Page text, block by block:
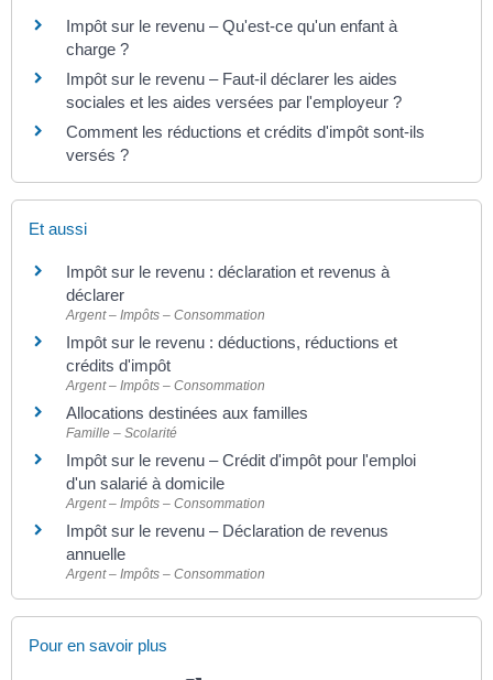
Impôt sur le revenu – Qu'est-ce qu'un enfant à
charge ?
Impôt sur le revenu – Faut-il déclarer les aides
sociales et les aides versées par l'employeur ?
Comment les réductions et crédits d'impôt sont-ils
versés ?
Et aussi
Impôt sur le revenu : déclaration et revenus à
déclarer
Argent – Impôts – Consommation
Impôt sur le revenu : déductions, réductions et
crédits d'impôt
Argent – Impôts – Consommation
Allocations destinées aux familles
Famille – Scolarité
Impôt sur le revenu – Crédit d'impôt pour l'emploi
d'un salarié à domicile
Argent – Impôts – Consommation
Impôt sur le revenu – Déclaration de revenus
annuelle
Argent – Impôts – Consommation
Pour en savoir plus